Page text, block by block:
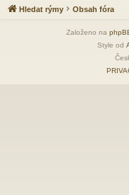
Hledat rýmy Obsah fóra
Založeno na
Style od